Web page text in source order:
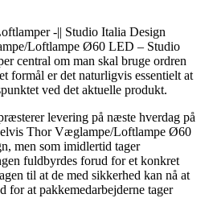
-|| Studio Italia Design
Loftlampe Ø60 LED – Studio
central om man skal bruge ordren
formål er det naturligvis essentielt at
ved det aktuelle produkt.
levering på næste hverdag på
Thor Væglampe/Loftlampe Ø60
men som imidlertid tager
fuldbyrdes forud for et konkret
til at de med sikkerhed kan nå at
for at pakkemedarbejderne tager